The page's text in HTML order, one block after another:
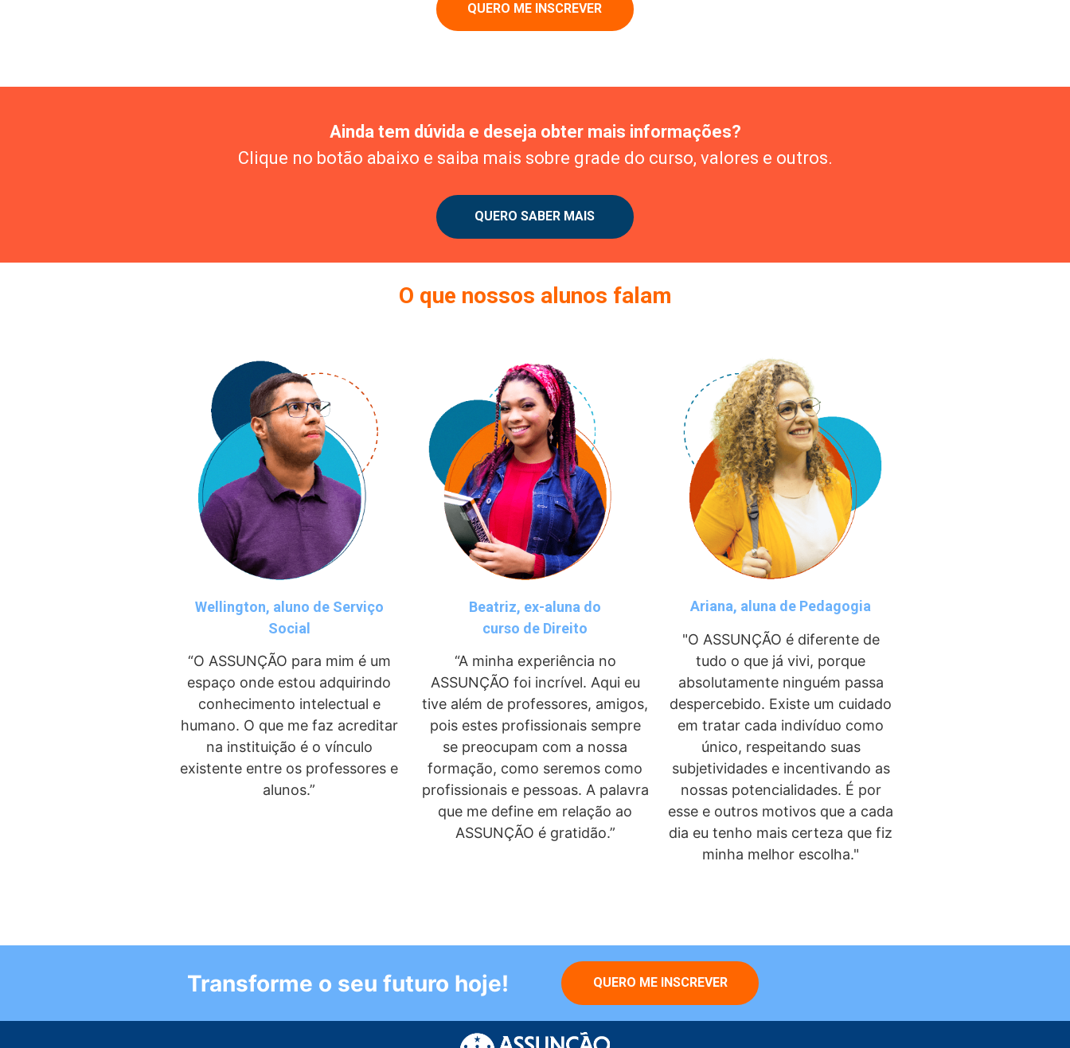
QUERO ME INSCREVER
Ainda tem dúvida e deseja obter mais informações?
Clique no botão abaixo e saiba mais sobre grade do curso, valores e outros.
QUERO SABER MAIS
O que nossos alunos falam
Wellington, aluno de Serviço
Social
“O ASSUNÇÃO para mim é um
espaço onde estou adquirindo
conhecimento intelectual e
humano. O que me faz acreditar
na instituição é o vínculo
existente entre os professores e
alunos.”
Beatriz, ex-aluna do
curso de Direito
“A minha experiência no
ASSUNÇÃO foi incrível. Aqui eu
tive além de professores, amigos,
pois estes profissionais sempre
se preocupam com a nossa
formação, como seremos como
profissionais e pessoas. A palavra
que me define em relação ao
ASSUNÇÃO é gratidão.”
Ariana, aluna de Pedagogia
"O ASSUNÇÃO é diferente de
tudo o que já vivi, porque
absolutamente ninguém passa
despercebido. Existe um cuidado
em tratar cada indivíduo como
único, respeitando suas
subjetividades e incentivando as
nossas potencialidades. É por
esse e outros motivos que a cada
dia eu tenho mais certeza que fiz
minha melhor escolha."
Transforme o seu futuro hoje! QUERO ME INSCREVER